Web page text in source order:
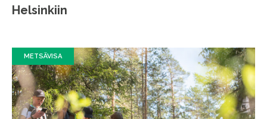
Helsinkiin
METSÄVISA